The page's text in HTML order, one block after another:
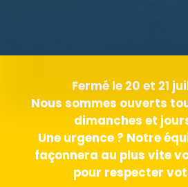
Fermé le 20 et 21
Nous sommes ouverts
dimanches et
Une urgence ? Notre
façonnera au plus vite
pour respecter